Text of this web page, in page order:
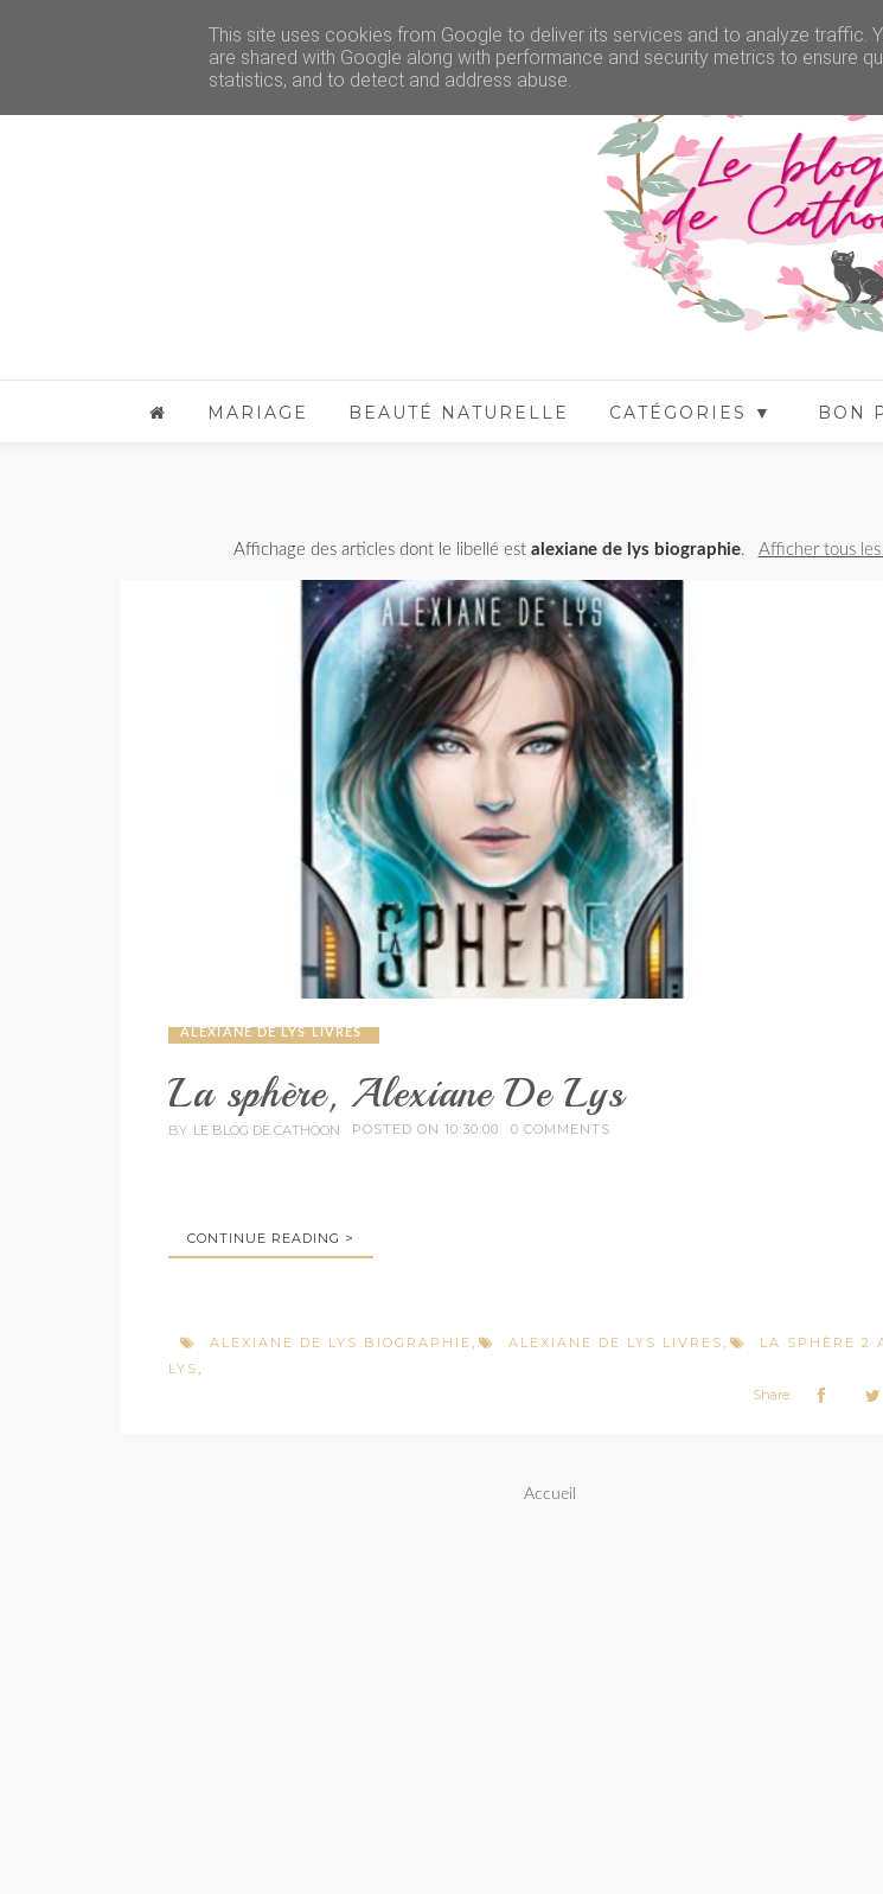
MARIAGE BEAUTÉ NATURELLE CATÉGORIES ▼ BON
Affichage des articles dont le libellé estalexiane de lys biographie. Afficher tous
ALEXIANE DE LYS LIVRES
La sphère, Alexiane De Lys
BY LE BLOG DE CATHOON POSTED ON 10:30:00 0 COMMENTS
CONTINUE READING >
ALEXIANE DE LYS BIOGRAPHIE, ALEXIANE DE LYS LIVRES,
LA SPHÈRE 2
LYS,
Share:
Accueil
This site uses cookies from Google to deliver its services and to analyze traffic.
are shared with Google along with performance and security metrics to ensure
statistics, and to detect and address abuse.